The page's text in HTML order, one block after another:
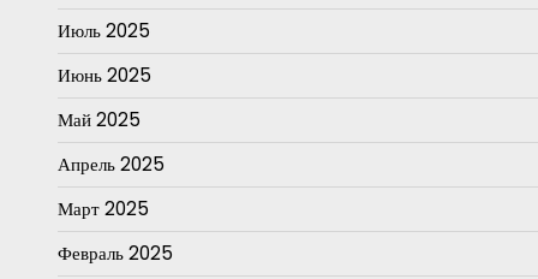
Июль 2025
Июнь 2025
Май 2025
Апрель 2025
Март 2025
Февраль 2025